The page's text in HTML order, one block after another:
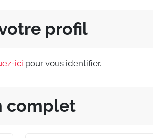
profil
ici pour vous identifier.
complet